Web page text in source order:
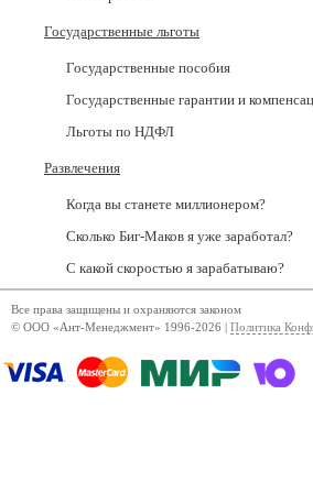
Государственные льготы
Государственные пособия
Государственные гарантии и
Льготы по НДФЛ
Развлечения
Когда вы станете миллионером?
Сколько Биг-Маков я уже заработал?
С какой скоростью я зарабатываю?
Все права защищены и охраняются законом
© ООО «Ант-Менеджмент» 1996-2026 | Политика